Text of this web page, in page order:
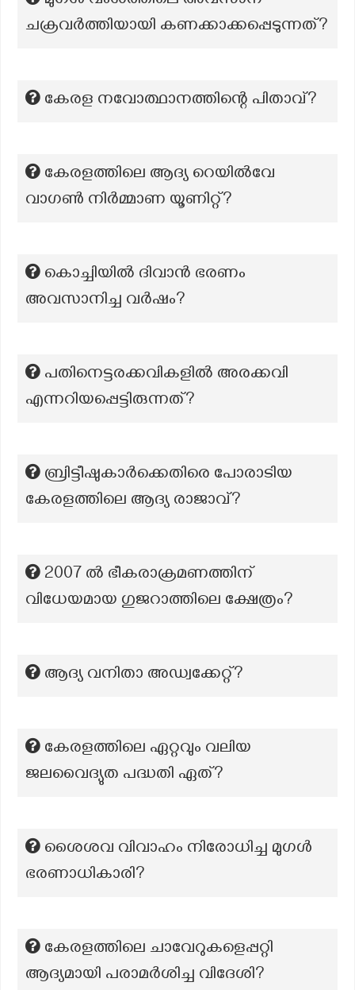
ചക്രവർത്തിയായി കണക്കാക്കപ്പെടുന്നത്?
കേരള നവോത്ഥാനത്തിന്റെ പിതാവ്?
കേരളത്തിലെ ആദ്യ റെയില്‍വേ
വാഗണ്‍ നിര്‍മ്മാണ യൂണിറ്റ്?
കൊച്ചിയിൽ ദിവാൻ ഭരണം
അവസാനിച്ച വർഷം?
പതിനെട്ടരക്കവികളിൽ അരക്കവി
എന്നറിയപ്പെട്ടിരുന്നത്?
ബ്രിട്ടീഷുകാര്‍ക്കെതിരെ പോരാടിയ
കേരളത്തിലെ ആദ്യ രാജാവ്?
2007 ൽ ഭീകരാക്രമണത്തിന്
വിധേയമായ ഗുജറാത്തിലെ ക്ഷേത്രം?
ആദ്യ വനിതാ അഡ്വക്കേറ്റ്?
കേരളത്തിലെ ഏറ്റവും വലിയ
ജലവൈദ്യുത പദ്ധതി ഏത്?
ശൈശവ വിവാഹം നിരോധിച്ച മുഗൾ
ഭരണാധികാരി?
കേരളത്തിലെ ചാവേറുകളെപ്പറ്റി
ആദ്യമായി പരാമർശിച്ച വിദേശി?